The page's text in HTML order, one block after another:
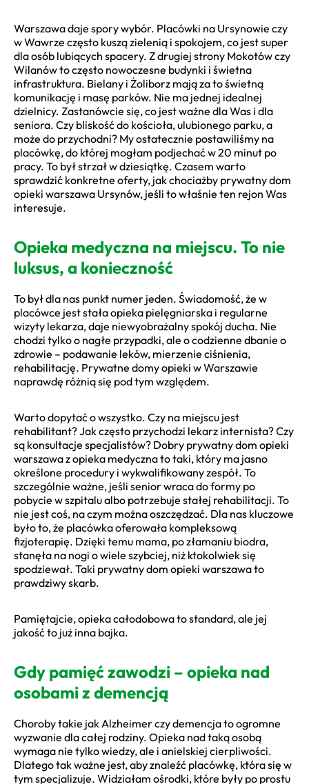
Warszawa daje spory wybór. Placówki na Ursynowie czy
w Wawrze często kuszą zielenią i spokojem, co jest super
dla osób lubiących spacery. Z drugiej strony Mokotów czy
Wilanów to często nowoczesne budynki i świetna
infrastruktura. Bielany i Żoliborz mają za to świetną
komunikację i masę parków. Nie ma jednej idealnej
dzielnicy. Zastanówcie się, co jest ważne dla Was i dla
seniora. Czy bliskość do kościoła, ulubionego parku, a
może do przychodni? My ostatecznie postawiliśmy na
placówkę, do której mogłam podjechać w 20 minut po
pracy. To był strzał w dziesiątkę. Czasem warto
sprawdzić konkretne oferty, jak chociażby prywatny dom
opieki warszawa Ursynów, jeśli to właśnie ten rejon Was
interesuje.
Opieka medyczna na miejscu. To nie
luksus, a konieczność
To był dla nas punkt numer jeden. Świadomość, że w
placówce jest stała opieka pielęgniarska i regularne
wizyty lekarza, daje niewyobrażalny spokój ducha. Nie
chodzi tylko o nagłe przypadki, ale o codzienne dbanie o
zdrowie – podawanie leków, mierzenie ciśnienia,
rehabilitację. Prywatne domy opieki w Warszawie
naprawdę różnią się pod tym względem.
Warto dopytać o wszystko. Czy na miejscu jest
rehabilitant? Jak często przychodzi lekarz internista? Czy
są konsultacje specjalistów? Dobry prywatny dom opieki
warszawa z opieka medyczna to taki, który ma jasno
określone procedury i wykwalifikowany zespół. To
szczególnie ważne, jeśli senior wraca do formy po
pobycie w szpitalu albo potrzebuje stałej rehabilitacji. To
nie jest coś, na czym można oszczędzać. Dla nas kluczowe
było to, że placówka oferowała kompleksową
fizjoterapię. Dzięki temu mama, po złamaniu biodra,
stanęła na nogi o wiele szybciej, niż ktokolwiek się
spodziewał. Taki prywatny dom opieki warszawa to
prawdziwy skarb.
Pamiętajcie, opieka całodobowa to standard, ale jej
jakość to już inna bajka.
Gdy pamięć zawodzi – opieka nad
osobami z demencją
Choroby takie jak Alzheimer czy demencja to ogromne
wyzwanie dla całej rodziny. Opieka nad taką osobą
wymaga nie tylko wiedzy, ale i anielskiej cierpliwości.
Dlatego tak ważne jest, aby znaleźć placówkę, która się w
tym specjalizuje. Widziałam ośrodki, które były po prostu